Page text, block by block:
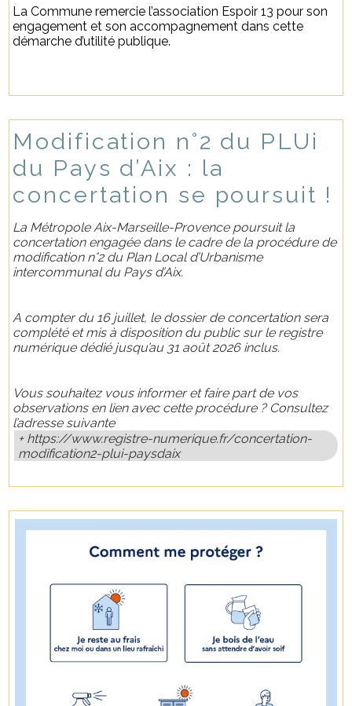
La Commune remercie l’association Espoir 13 pour son
engagement et son accompagnement dans cette
démarche d’utilité publique.
Modification n°2 du PLUi
du Pays d’Aix : la
concertation se poursuit !
La Métropole Aix-Marseille-Provence poursuit la
concertation engagée dans le cadre de la procédure de
modification n°2 du Plan Local d’Urbanisme
intercommunal du Pays d’Aix.
A compter du 16 juillet, le dossier de concertation sera
complété et mis à disposition du public sur le registre
numérique dédié jusqu’au 31 août 2026 inclus.
Vous souhaitez vous informer et faire part de vos
observations en lien avec cette procédure ? Consultez
l’adresse suivante
https://www.registre-numerique.fr/concertation-
modification2-plui-paysdaix